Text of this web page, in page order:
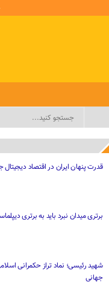
قدرت پنهان ایران در اقتصاد دیجیتال
برتری میدان نبرد باید به برتری
شهید رئیسی؛ نماد تراز حکمرانی
جهانی